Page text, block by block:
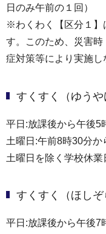
日のみ午前の１回）
※わくわく【区分１】
す。このため、災害
症対策等により実施し
すくすく（ゆうや
平日:放課後から午後5
土曜日:午前8時30分か
土曜日を除く学校休
すくすく（ほしぞ
平日:放課後から午後7